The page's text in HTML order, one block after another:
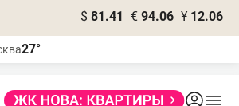
$ 81.41 € 94.06 ¥ 12.06
27°